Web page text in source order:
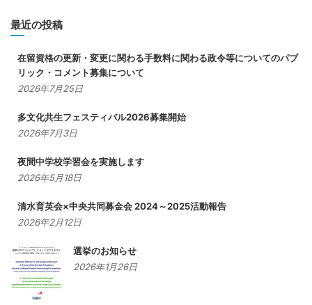
最近の投稿
在留資格の更新・変更に関わる手数料に関わる政令等についてのパブ
リック・コメント募集について
2026年7月25日
多文化共生フェスティバル2026募集開始
2026年7月3日
夜間中学校学習会を実施します
2026年5月18日
清水育英会×中央共同募金会 2024～2025活動報告
2026年2月12日
選挙のお知らせ
2026年1月26日